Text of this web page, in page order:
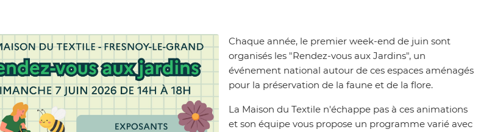
Chaque année, le premier week-end de juin sont
organisés les "Rendez-vous aux Jardins", un
événement national autour de ces espaces aménagés
pour la préservation de la faune et de la flore.
La Maison du Textile n'échappe pas à ces animations
et son équipe vous propose un programme varié avec